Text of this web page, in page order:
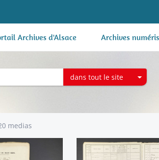
Archives d'Alsace Archives
dans tout le site
medias